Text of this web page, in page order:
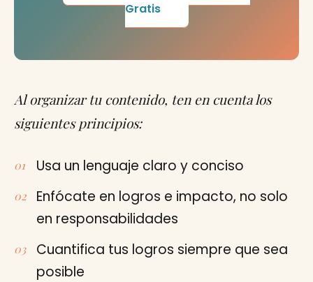
Gratis
Al organizar tu contenido, ten en cuenta los
siguientes principios:
Usa un lenguaje claro y conciso
Enfócate en logros e impacto, no solo
en responsabilidades
Cuantifica tus logros siempre que sea
posible